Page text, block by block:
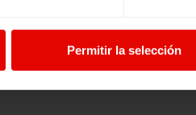
Permitir la selección